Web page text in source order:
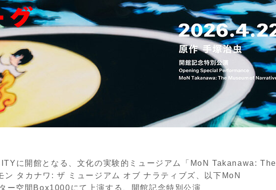
に開館となる、文化の実験的ミュージアム「MoN Takanawa: The
タカナワ: ザ ミュージアム オブ ナラティブズ、以下MoN
ー空間Box1000にて上演する、開館記念特別公演